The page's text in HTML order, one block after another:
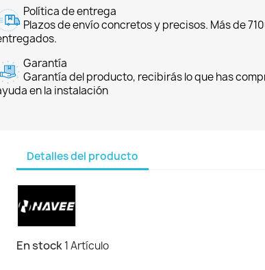
Política de entrega
Plazos de envío concretos y precisos. Más de
Garantía
Garantía del producto, recibirás lo que has
en la instalación
Detalles del producto
En stock1 Artículo